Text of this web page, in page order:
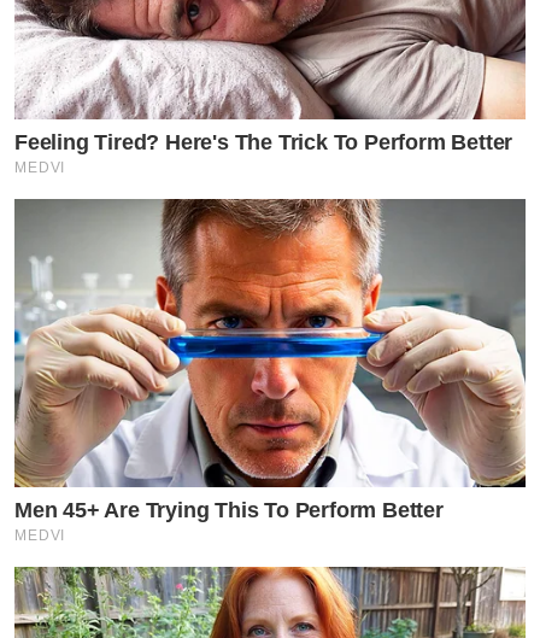
Feeling Tired? Here's The Trick To Perform Better
MEDVI
Men 45+ Are Trying This To Perform Better
MEDVI